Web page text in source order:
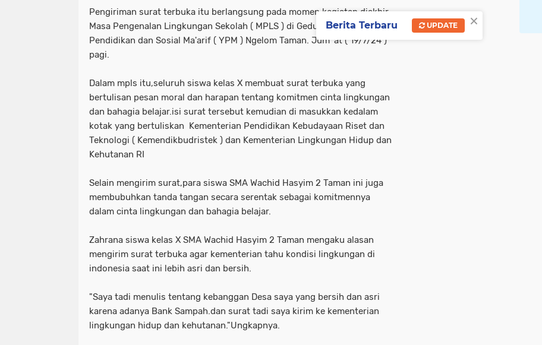
Pengiriman surat terbuka itu berlangsung pada momen kegiatan diakhir
Masa Pengenalan Lingkungan Sekolah ( MPLS ) di Gedung Aula Yayasan
Pendidikan dan Sosial Ma'arif ( YPM ) Ngelom Taman. Jum' at ( 19/7/24 )
pagi.
Dalam mpls itu,seluruh siswa kelas X membuat surat terbuka yang
bertulisan pesan moral dan harapan tentang komitmen cinta lingkungan
dan bahagia belajar.isi surat tersebut kemudian di masukkan kedalam
kotak yang bertuliskan Kementerian Pendidikan Kebudayaan Riset dan
Teknologi ( Kemendikbudristek ) dan Kementerian Lingkungan Hidup dan
Kehutanan RI
Selain mengirim surat,para siswa SMA Wachid Hasyim 2 Taman ini juga
membubuhkan tanda tangan secara serentak sebagai komitmennya
dalam cinta lingkungan dan bahagia belajar.
Zahrana siswa kelas X SMA Wachid Hasyim 2 Taman mengaku alasan
mengirim surat terbuka agar kementerian tahu kondisi lingkungan di
indonesia saat ini lebih asri dan bersih.
"Saya tadi menulis tentang kebanggan Desa saya yang bersih dan asri
karena adanya Bank Sampah.dan surat tadi saya kirim ke kementerian
lingkungan hidup dan kehutanan."Ungkapnya.
×
Berita Terbaru UPDATE